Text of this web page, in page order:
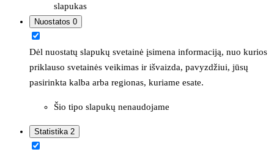
slapukas
Nuostatos 0
Dėl nuostatų slapukų svetainė įsimena informaciją, nuo kurios
priklauso svetainės veikimas ir išvaizda, pavyzdžiui, jūsų
pasirinkta kalba arba regionas, kuriame esate.
Šio tipo slapukų nenaudojame
Statistika 2